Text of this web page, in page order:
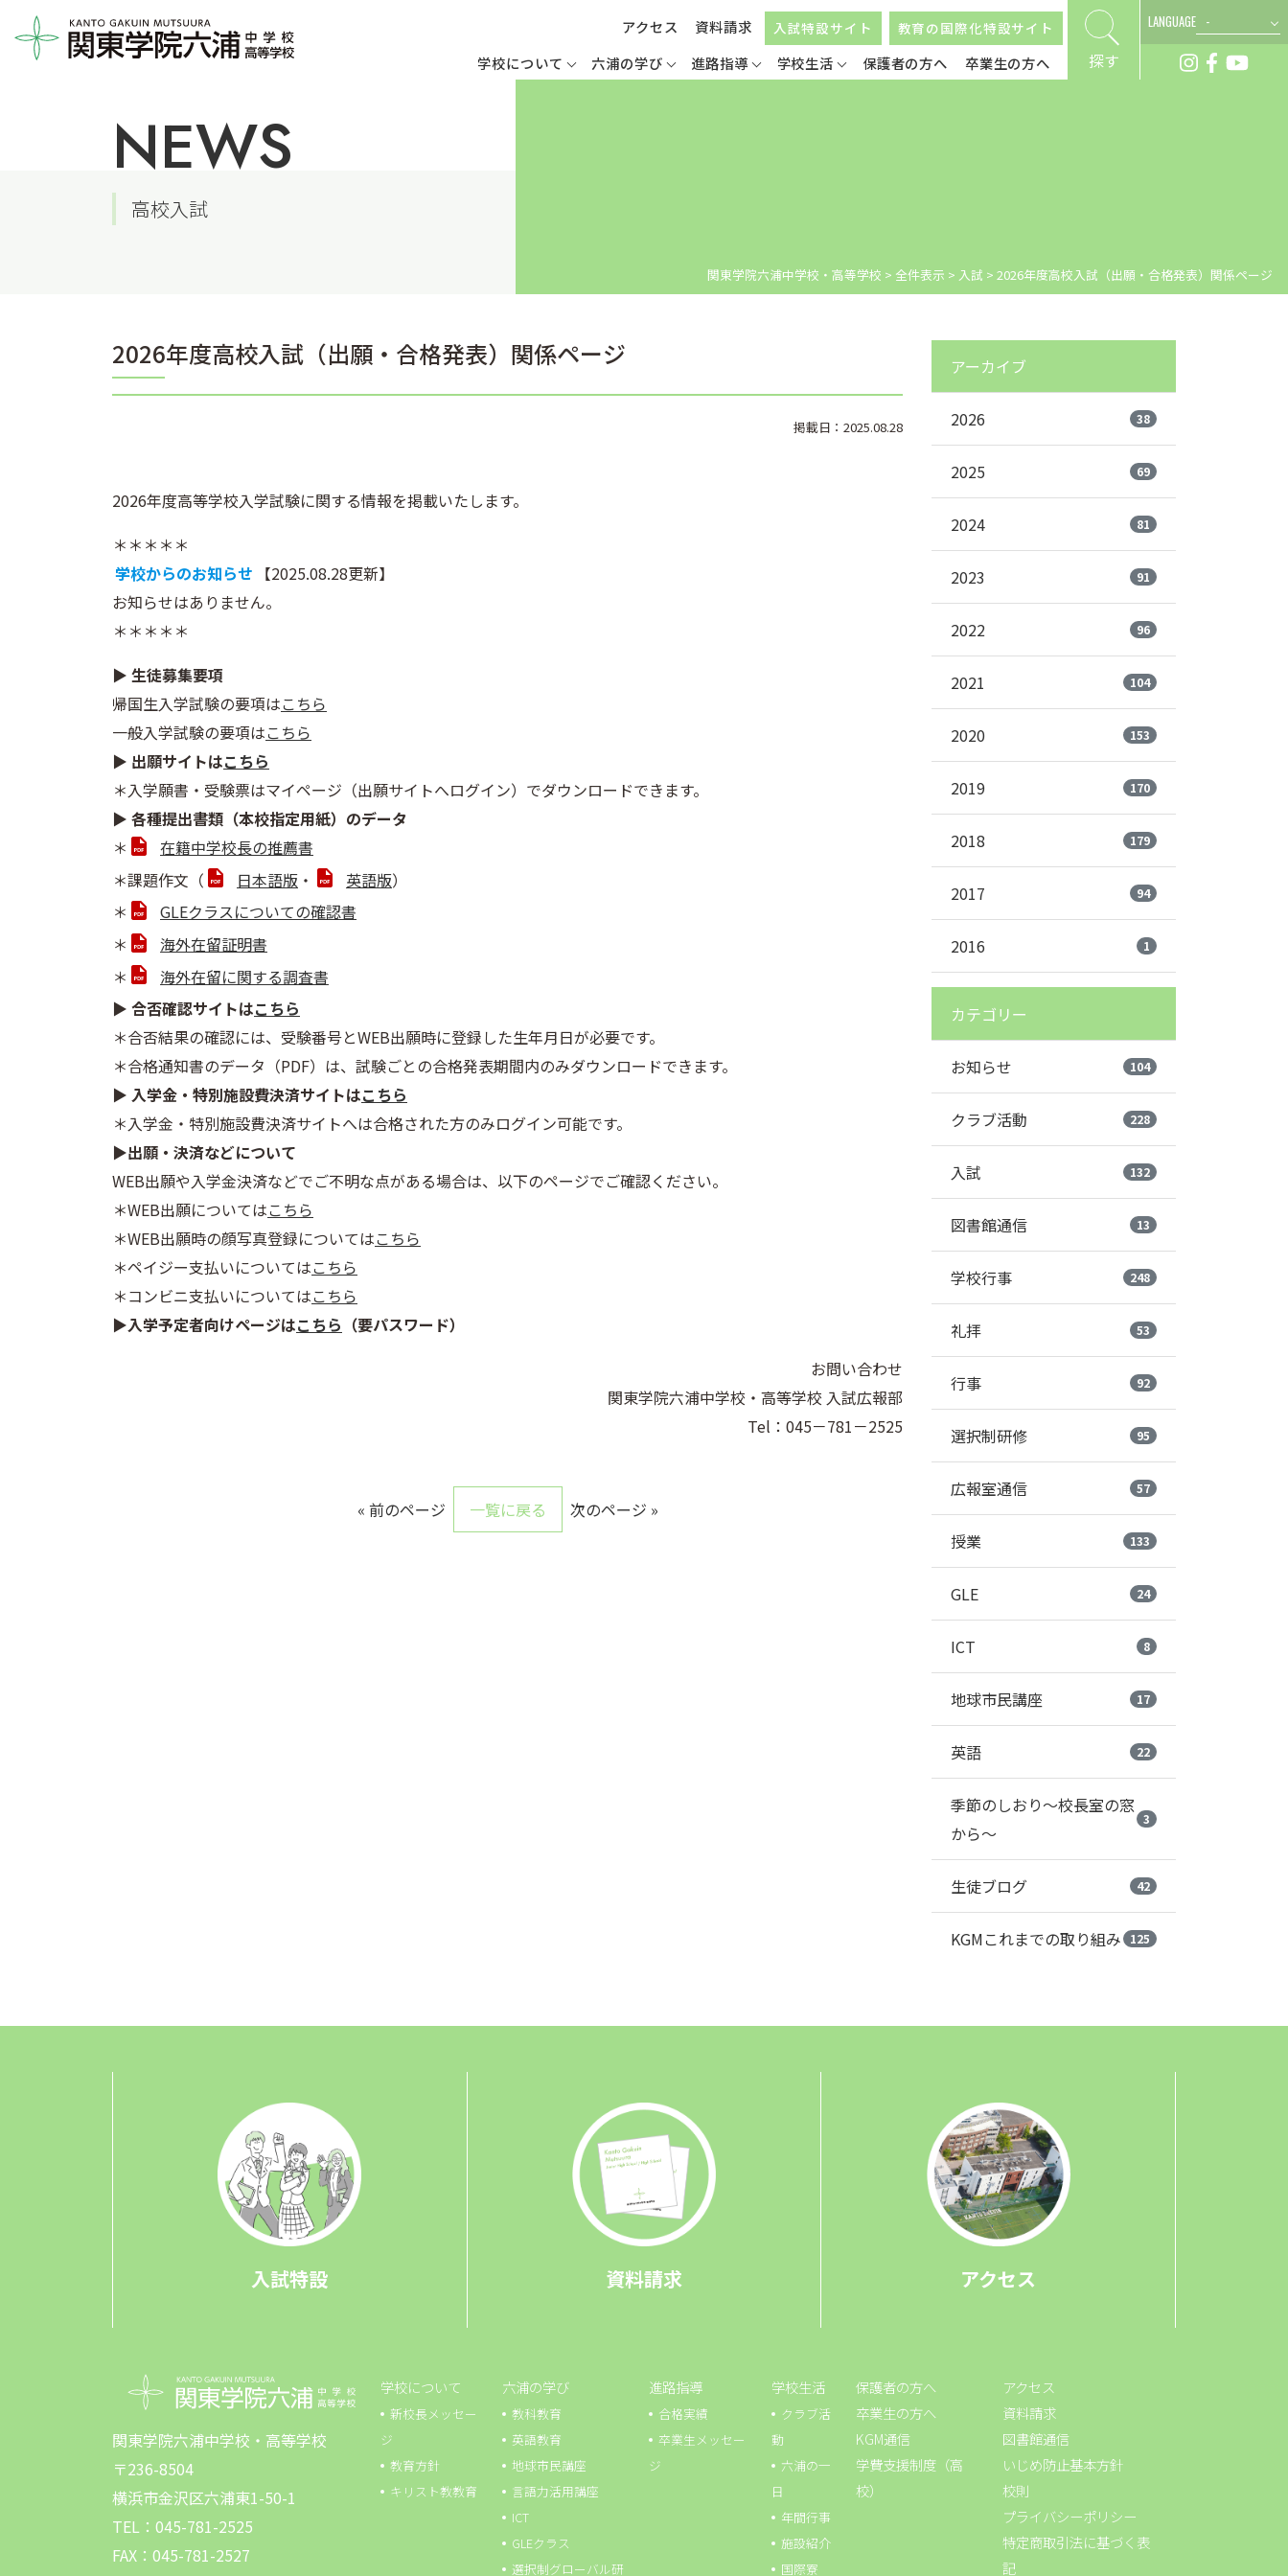
学校について 六浦の学び 進路指導 学校生活 保護者の方へ 卒業生の方へ
アクセス 資料請求 入試特設サイト 教育の国際化特設サイト
探す
LANGUAGE
NEWS
高校入試
関東学院六浦中学校・高等学校 > 全件表示 > 入試 > 2026年度高校入試（出願・合格発表）関係ページ
2026年度高校入試（出願・合格発表）関係ページ
掲載日：2025.08.28
2026年度高等学校入学試験に関する情報を掲載いたします。
＊＊＊＊＊
学校からのお知らせ 【2025.08.28更新】
お知らせはありません。
＊＊＊＊＊
▶ 生徒募集要項
帰国生入学試験の要項はこちら
一般入学試験の要項はこちら
▶ 出願サイトはこちら
＊入学願書・受験票はマイページ（出願サイトへログイン）でダウンロードできます。
▶ 各種提出書類（本校指定用紙）のデータ
＊
在籍中学校長の推薦書
＊課題作文（
日本語版 ・ 英語版）
＊
GLEクラスについての確認書
＊
海外在留証明書
＊
海外在留に関する調査書
▶ 合否確認サイトはこちら
＊合否結果の確認には、受験番号とWEB出願時に登録した生年月日が必要です。
＊合格通知書のデータ（PDF）は、試験ごとの合格発表期間内のみダウンロードできます。
▶ 入学金・特別施設費決済サイトはこちら
＊入学金・特別施設費決済サイトへは合格された方のみログイン可能です。
▶出願・決済などについて
WEB出願や入学金決済などでご不明な点がある場合は、以下のページでご確認ください。
＊WEB出願についてはこちら
＊WEB出願時の顔写真登録についてはこちら
＊ペイジー支払いについてはこちら
＊コンビニ支払いについてはこちら
▶入学予定者向けページはこちら （要パスワード）
お問い合わせ
関東学院六浦中学校・高等学校 入試広報部
Tel：045－781－2525
« 前のページ 一覧に戻る 次のページ »
アーカイブ
2026 38
2025 69
2024 81
2023 91
2022 96
2021 104
2020 153
2019 170
2018 179
2017 94
2016 1
カテゴリー
お知らせ 104
クラブ活動 228
入試 132
図書館通信 13
学校行事 248
礼拝 53
行事 92
選択制研修 95
広報室通信 57
授業 133
GLE 24
ICT 8
地球市民講座 17
英語 22
季節のしおり～校長室の窓
から～
3
生徒ブログ 42
KGMこれまでの取り組み 125
入試特設 資料請求 アクセス
関東学院六浦中学校・高等学校
〒236-8504
横浜市金沢区六浦東1-50-1
TEL：045-781-2525
FAX：045-781-2527
学校について
新校長メッセー
ジ
教育方針
キリスト教教育
六浦の学び
教科教育
英語教育
地球市⺠講座
言語力活用講座
ICT
GLEクラス
選択制グローバル研
進路指導
合格実績
卒業生メッセー
ジ
学校生活
クラブ活
動
六浦の一
日
年間行事
施設紹介
国際寮
保護者の方へ
卒業生の方へ
KGM通信
学費支援制度（高
校）
アクセス
資料請求
図書館通信
いじめ防止基本方針
校則
プライバシーポリシー
特定商取引法に基づく表
記